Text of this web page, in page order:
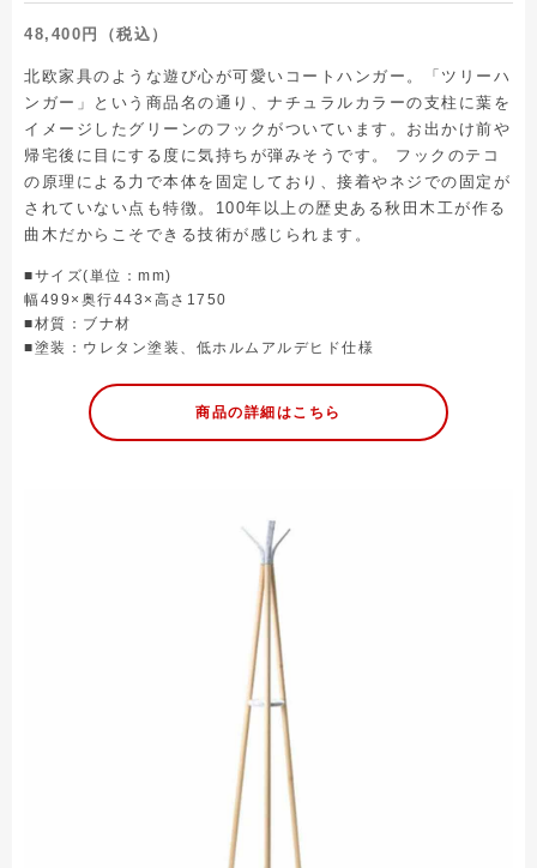
48,400円（税込）
北欧家具のような遊び心が可愛いコートハンガー。「ツリーハ
ンガー」という商品名の通り、ナチュラルカラーの支柱に葉を
イメージしたグリーンのフックがついています。お出かけ前や
帰宅後に目にする度に気持ちが弾みそうです。 フックのテコ
の原理による力で本体を固定しており、接着やネジでの固定が
されていない点も特徴。100年以上の歴史ある秋田木工が作る
曲木だからこそできる技術が感じられます。
■サイズ(単位：mm)
幅499×奥行443×高さ1750
■材質：ブナ材
■塗装：ウレタン塗装、低ホルムアルデヒド仕様
商品の詳細はこちら